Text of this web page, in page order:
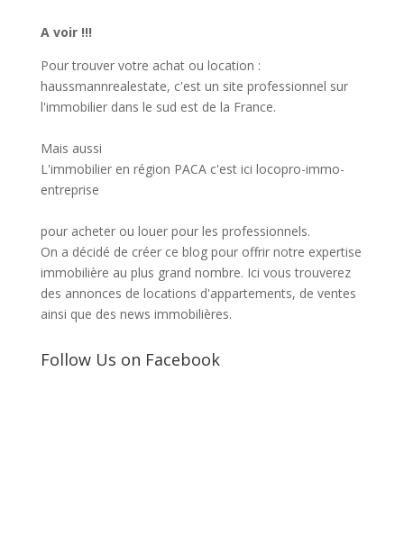
A voir !!!
Pour trouver votre achat ou location :
haussmannrealestate, c'est un site professionnel sur
l'immobilier dans le sud est de la France.
Mais aussi
L'immobilier en région PACA c'est ici locopro-immo-
entreprise
pour acheter ou louer pour les professionnels.
On a décidé de créer ce blog pour offrir notre expertise
immobilière au plus grand nombre. Ici vous trouverez
des annonces de locations d'appartements, de ventes
ainsi que des news immobilières.
Follow Us on Facebook